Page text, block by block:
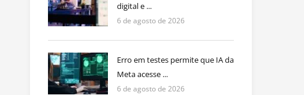
digital e ...
6 de agosto de 2026
Erro em testes permite que IA da
Meta acesse ...
6 de agosto de 2026